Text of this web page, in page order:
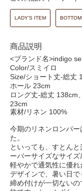
LADY'S ITEM
商品説明
<ブランド名>indigo
Color/スミイロ
Size/ショート丈-総丈
ホール 23cm
ロング丈-総丈 138cm
23cm
素材/リネン 100%
今期のリネンロンパ
た。
といっても、すとん
ーバーサイズなサイズ
軽やかで通気性に優
デザインで、暑い日で
締め付けが一切ない